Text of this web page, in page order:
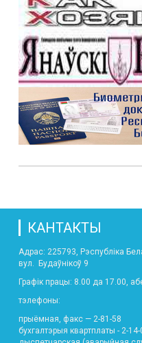
КАНТАКТЫ
Адрас: 225793, Рэспубліка
вул. Будаўнікоў 9
Графік працы: 8.00 да 17.00,
тэлефоны:
прыёмная, факс — 2-81-58
бухгалтэрыя квартплаты - 2-